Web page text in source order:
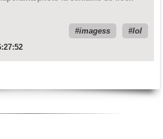
imagess
lol